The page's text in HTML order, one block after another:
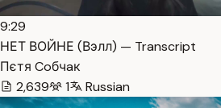
9:29
НЕТ ВОЙНЕ (Вэлл) — Transcript
Пєтя Coбчaк
2,639
1 Russian